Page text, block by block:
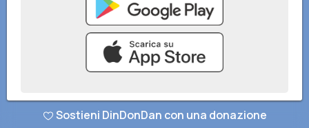
© DinDonDan App 2026–Privacy Policy–Inserisci sul tuo sito web
Sostieni DinDonDan con una donazione